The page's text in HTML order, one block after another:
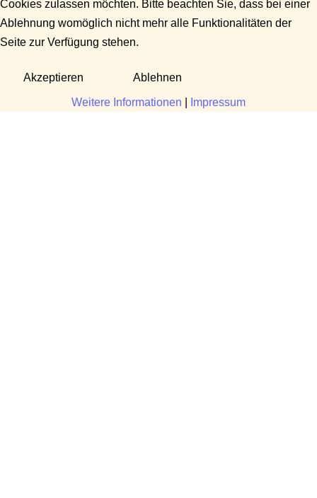
Cookies zulassen möchten. Bitte beachten Sie, dass bei einer
Ablehnung womöglich nicht mehr alle Funktionalitäten der
Seite zur Verfügung stehen.
Akzeptieren Ablehnen
Weitere Informationen Impressum